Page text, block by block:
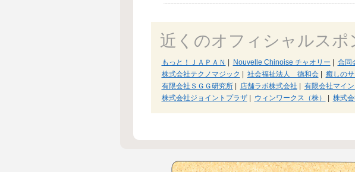
近くのオフィシャルスポ
もっと！ＪＡＰＡＮ Nouvelle Chinoise チャオリー 合同
株式会社テクノマジック
社会福祉法人 徳和会| 癒しの
有限会社ＳＧＧ研究所| 店舗ラボ株式会社 有限会社マイン
株式会社ジョイントプラザ| ウィンワークス（株） 株式